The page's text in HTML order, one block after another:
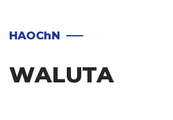
HAOChN
WALUTA